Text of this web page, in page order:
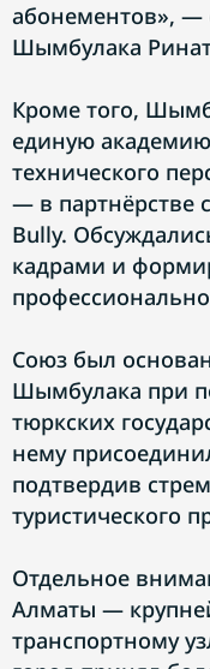
абонементов», —
Шымбулака
Кроме того,
единую
технического
— в партнёрстве
Bully.
кадрами и
Союз был
Шымбулака при
тюркских
нему
подтвердив
туристического
Отдельное
Алматы —
транспортному